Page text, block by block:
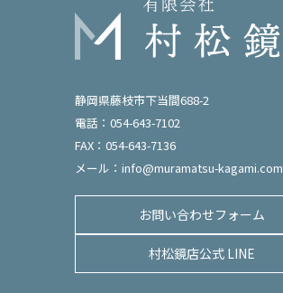
静岡県藤枝市下当間688-2
電話：054-643-7102
FAX：054-643-7136
メール： info@muramatsu-kagami.com
お問い合わせフォーム
村松鏡店公式 LINE